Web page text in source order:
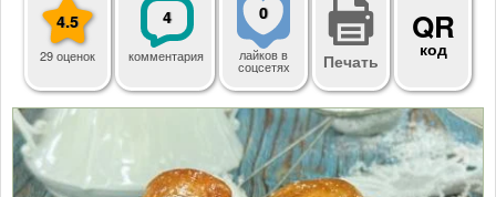
4.5
29 оценок
4
комментария
0
лайковв
соцсетях Печать
QR
код